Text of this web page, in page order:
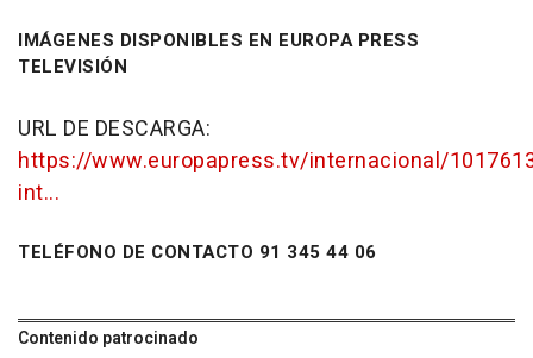
IMÁGENES DISPONIBLES EN EUROPA PRESS
TELEVISIÓN
URL DE DESCARGA:
https://www.europapress.tv/internacional/
int...
TELÉFONO DE CONTACTO 91 345 44 06
Contenido patrocinado